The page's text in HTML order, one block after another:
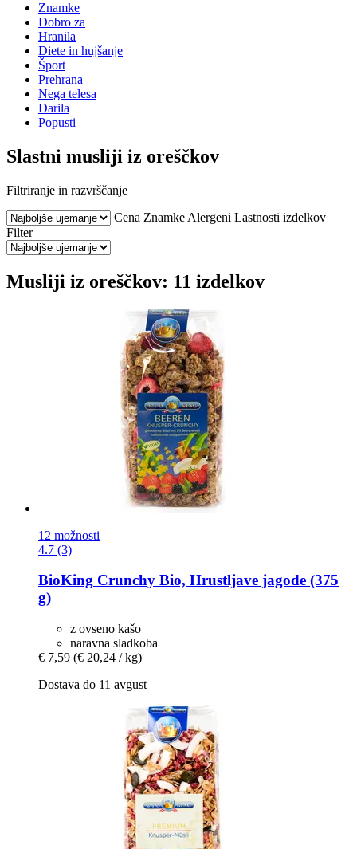
Znamke
Dobro za
Hranila
Diete in hujšanje
Šport
Prehrana
Nega telesa
Darila
Popusti
Slastni musliji iz oreščkov
Filtriranje in razvrščanje
Cena Znamke Alergeni Lastnosti izdelkov
Filter
Musliji iz oreščkov: 11 izdelkov
12 možnosti
4.7 (3)
BioKing Crunchy Bio, Hrustljave jagode (375
g)
z ovseno kašo
naravna sladkoba
€ 7,59 (€ 20,24 / kg)
Dostava do 11 avgust